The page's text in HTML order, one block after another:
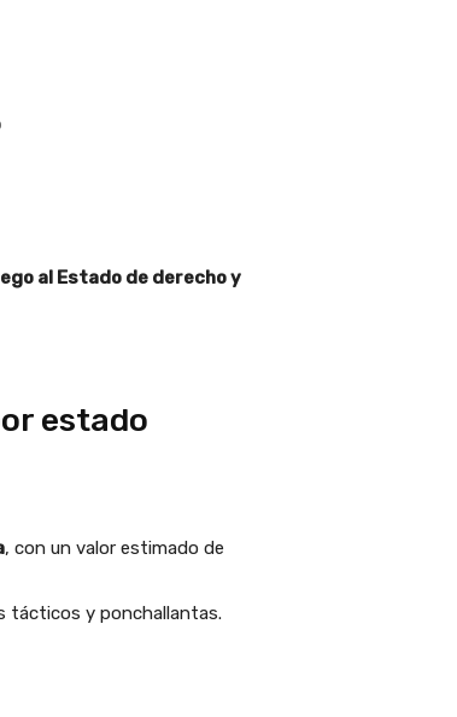
al Estado de derecho y
estado
, con un valor estimado de
tácticos y ponchallantas.